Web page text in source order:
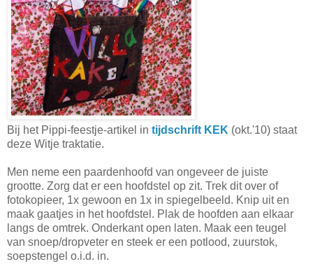
Bij het Pippi-feestje-artikel in tijdschrift KEK (okt.'10) staat
deze Witje traktatie.
Men neme een paardenhoofd van ongeveer de juiste
grootte. Zorg dat er een hoofdstel op zit. Trek dit over of
fotokopieer, 1x gewoon en 1x in spiegelbeeld. Knip uit en
maak gaatjes in het hoofdstel. Plak de hoofden aan elkaar
langs de omtrek. Onderkant open laten. Maak een teugel
van snoep/dropveter en steek er een potlood, zuurstok,
soepstengel o.i.d. in.